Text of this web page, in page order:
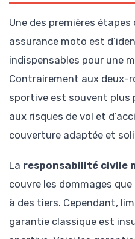
Une des premières
assurance moto est
indispensables pour une
Contrairement aux deux-
sportive est souvent plus
aux risques de vol et
couverture adaptée et
La responsabilité civile
couvre les dommages
à des tiers. Cependant,
garantie classique est